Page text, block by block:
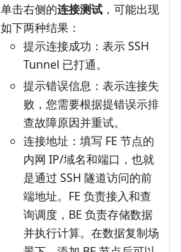
单击右侧的连接测试 ，可能出现
如下两种结果：
提示连接成功：表示 SSH
Tunnel 已打通。
提示错误信息：表示连接失
败，您需要根据提错误示排
查故障原因并重试。
连接地址：填写 FE 节点的
内网 IP/域名和端口，也就
是通过 SSH 隧道访问的前
端地址。FE 负责接入和查
询调度，BE 负责存储数据
并执行计算。在数据复制场